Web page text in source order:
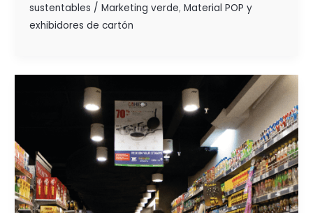
sustentables / Marketing verde, Material POP y
exhibidores de cartón
TRADE
MARKETING
Y
EXHIBIDORES